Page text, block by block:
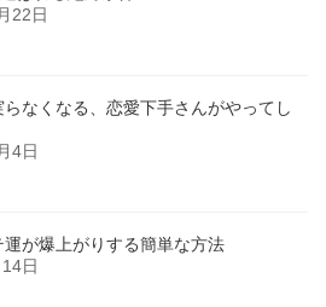
22日
なくなる、恋愛下手さんがやってし
4日
運が爆上がりする簡単な方法
日